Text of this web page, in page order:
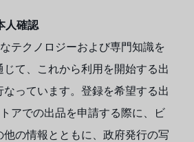
人確認
テクノロジーおよび専門知識を
て、これから利用を開始する出
っています。登録を希望する出
アでの出品を申請する際に、ビ
他の情報とともに、政府発行の写